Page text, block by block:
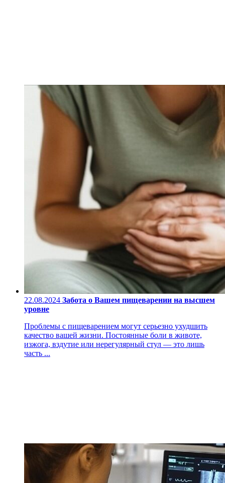
22.08.2024 Забота о Вашем пищеварении на высшем
уровне
Проблемы с пищеварением могут серьезно ухудшить
качество вашей жизни. Постоянные боли в животе,
изжога, вздутие или нерегулярный стул — это лишь
часть ...